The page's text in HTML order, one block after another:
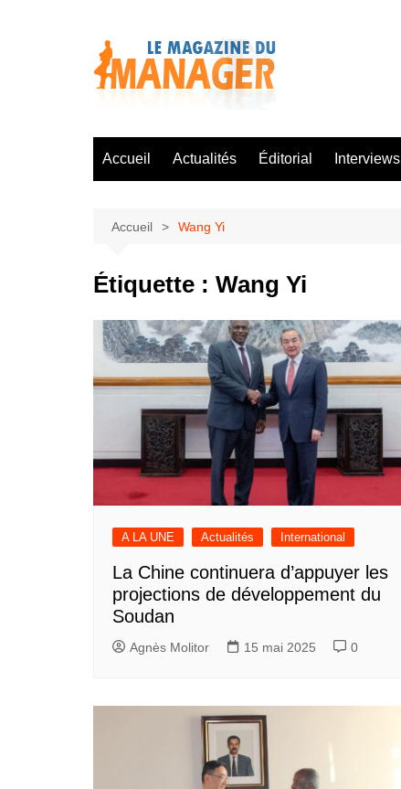
Accueil Actualités Éditorial Interviews
Accueil Wang Yi
Étiquette : Wang Yi
A LA UNE Actualités International
La Chine continuera d’appuyer les
projections de développement du
Soudan
Agnès Molitor 15 mai 2025 0